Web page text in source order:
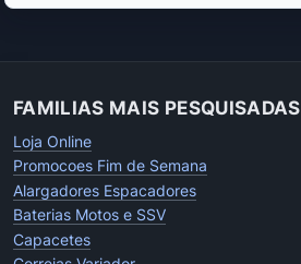
FAMILIAS MAIS PESQUISADAS
Loja Online
Promocoes Fim de Semana
Alargadores Espacadores
Baterias Motos e SSV
Capacetes